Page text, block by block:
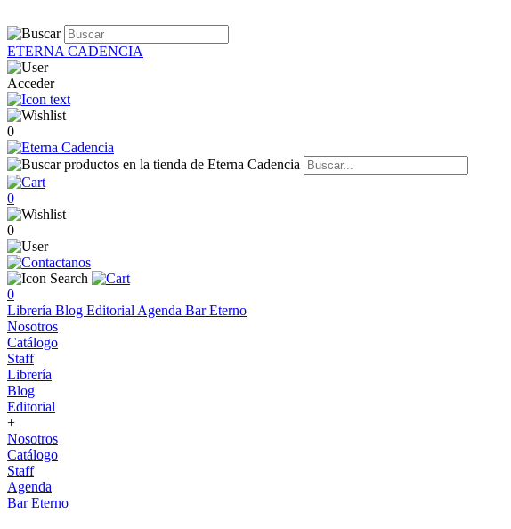
ETERNA CADENCIA
Acceder
0
0
0
0
Librería Blog Editorial Agenda Bar Eterno
Nosotros
Catálogo
Staff
Librería
Blog
Editorial
+
Nosotros
Catálogo
Staff
Agenda
Bar Eterno